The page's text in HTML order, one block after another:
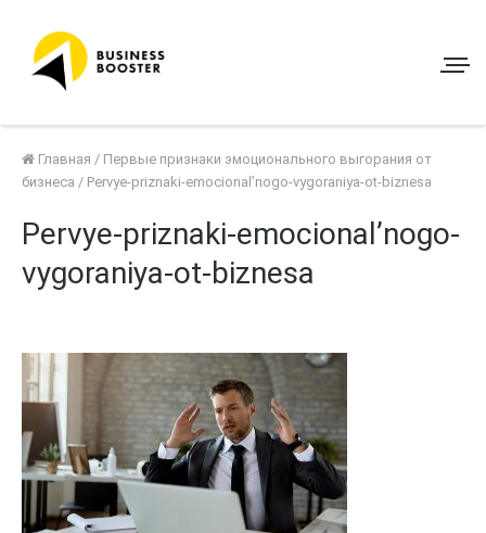
Главная / Первые признаки эмоционального выгорания от
бизнеса / Pervye-priznaki-emocional’nogo-vygoraniya-ot-biznesa
Pervye-priznaki-emocional’nogo-
vygoraniya-ot-biznesa